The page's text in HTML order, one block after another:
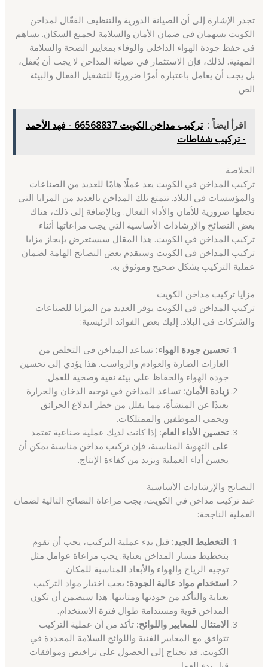
تجدر الإشارة إلى أن الصيانة الدورية والتنظيف الفعّال لمداخن
الكويت يسهمان في ضمان الأمان والسلامة لجميع السكان. يساهم
في حفظ جودة الهواء الداخلي والوفاء بمعايير الصحة والسلامة
المهنية. لذلك، فإن الاستثمار في صيانة المداخن لا يجب أن يُغفل،
بل يجب أن يعامل باعتباره أمرًا ضروريًا للتشغيل الفعال والبيئة
الص
اقرأ ايضاً :
تركيب مداخن الكويت 66568837 - فهد الأحمد
- تركيب شفاطات
الخلاصة
تركيب المداخن في الكويت يعد عملًا هامًا للعديد من الصناعات
والمؤسسات في البلاد. تتمتع تلك المداخن بالعديد من المزايا التي
تجعلها ضرورية للأمان والأداء الفعال. وبالإضافة إلى ذلك، هناك
بعض النصائح والإرشادات الأساسية التي يجب مراعاتها أثناء
تركيب المداخن في الكويت. هذا المقال سيستعرض بإيجاز مزايا
تركيب المداخن في الكويت وسيقدم بعض النصائح الهامة لضمان
عملية التركيب بشكل صحيح وموثوق به.
مزايا تركيب مداخن الكويت
تركيب المداخن في الكويت يوفر العديد من المزايا للصناعات
والشركات في البلاد. إليك بعض الفوائد الرئيسية:
تحسين جودة الهواء: تساعد المداخن في التخلص من
الغازات الضارة والعوادم والرواسب. هذا يؤدي إلى تحسين
جودة الهواء والحفاظ على بيئة نقية وصحية للعمل.
زيادة الأمان: تساعد المداخن في توجيه الدخان والحرارة
بعيدًا عن المنشأة، مما يقلل من خطر اندلاع الحرائق
ويحمي الموظفين والممتلكات.
تحسين الأداء العام: إذا كانت لديك عملية صناعية تعتمد
على التهوية المناسبة، فإن تركيب مداخن مناسبة يمكن أن
يحسن أداء العملية ويزيد من كفاءة الإنتاج.
النصائح والإرشادات الأساسية
عند تركيب مداخن في الكويت، يجب مراعاة النصائح التالية لضمان
العملية الناجحة:
التخطيط الجيد: قبل بدء عملية التركيب، يجب أن تقوم
بتخطيط مسار المداخن بعناية. يجب مراعاة عوامل مثل
توجيه الرياح والهواء والأبعاد المناسبة للمكان.
استخدام مواد عالية الجودة: يجب اختيار مواد التركيب
بعناية والتأكد من جودتها ومتانتها. هذا سيضمن أن تكون
المداخن قوية ومستدامة طوال فترة الاستخدام.
الامتثال للمعايير واللوائح: تأكد من أن عملية التركيب
تتوافق مع المعايير الفنية واللوائح السلامة المحددة في
الكويت. قد تحتاج إلى الحصول على تراخيص وموافقات